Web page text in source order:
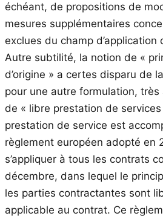
échéant, de propositions de
mesures supplémentaires
exclues du champ d’application
Autre subtilité, la notion de «
d’origine » a certes disparu de
pour une autre formulation,
de « libre prestation de
prestation de service est
règlement européen adopté en
s’appliquer à tous les contrats
décembre, dans lequel le
les parties contractantes sont
applicable au contrat. Ce